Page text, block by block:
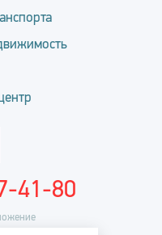
41-80